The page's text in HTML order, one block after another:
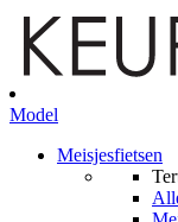
Model
Meisjesfietsen